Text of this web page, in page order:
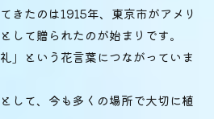
きたのは1915年、東京市がアメリ
して贈られたのが始まりです。
」という花言葉につながっていま
して、今も多くの場所で大切に植